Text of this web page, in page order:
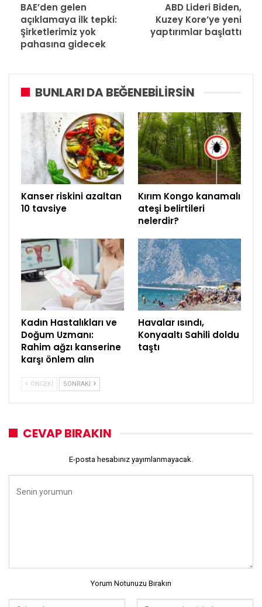
BAE’den gelen
açıklamaya ilk tepki:
Şirketlerimiz yok
pahasına gidecek
ABD Lideri Biden,
Kuzey Kore’ye yeni
yaptırımlar başlattı
BUNLARI DA BEĞENEBILIRSIN
Kanser riskini azaltan
10 tavsiye
Kırım Kongo kanamalı
ateşi belirtileri
nelerdir?
Kadın Hastalıkları ve
Doğum Uzmanı:
Rahim ağzı kanserine
karşı önlem alın
Havalar ısındı,
Konyaaltı Sahili doldu
taştı
ÖNCEKI SONRAKI
CEVAP BIRAKIN
E-posta hesabınız yayımlanmayacak.
Yorum Notunuzu Bırakın